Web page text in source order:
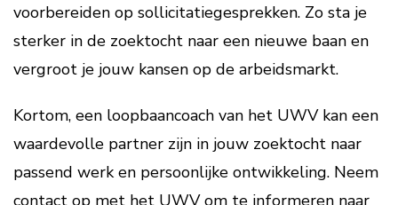
voorbereiden op sollicitatiegesprekken. Zo sta je
sterker in de zoektocht naar een nieuwe baan en
vergroot je jouw kansen op de arbeidsmarkt.
Kortom, een loopbaancoach van het UWV kan een
waardevolle partner zijn in jouw zoektocht naar
passend werk en persoonlijke ontwikkeling. Neem
contact op met het UWV om te informeren naar